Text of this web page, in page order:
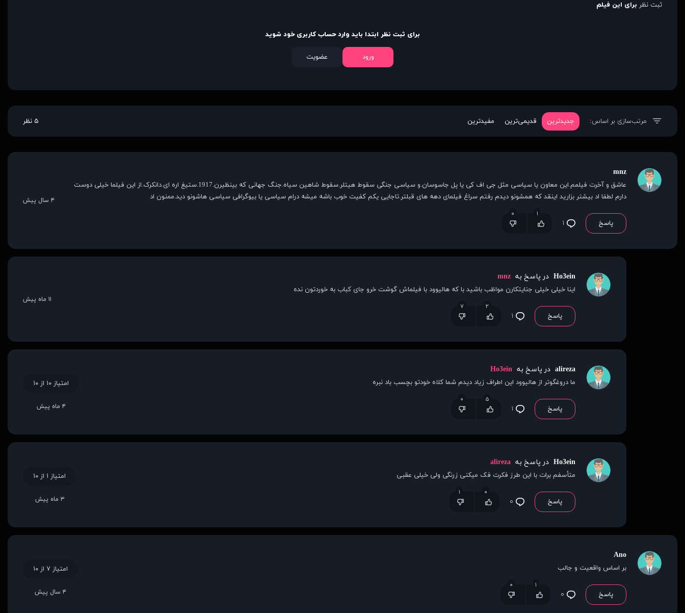
ثبت نظر برای این فیلم
برای ثبت نظر ابتدا باید وارد حساب کاربری خود شوید
ورود عضویت
مرتب‌سازی بر اساس: جدیدترین قدیمی‌ترین مفیدترین ۵ نظر
mnz
عاشق و آخرت فیلمم.این معاون یا سیاسی مثل جی اف کی یا پل جاسوسان.و سیاسی جنگی سقوط هیتلر.سقوط شاهین سیاه.جنگ جهانی که بینظیرن.1917.ستیغ اره ای.دانکرک.از این فیلما خیلی دوست
دارم لطفا اد بیشتر بزارید اینقد که همشونو دیدم رفتم سراغ فیلمای دهه های قبلتر.تاجایی یکم کفیت خوب باشه میشه درام سیاسی یا بیوگرافی سیاسی هاشونو دید.ممنون اد
پاسخ ۱
۱ ۰
۴ سال پیش
Ho3ein در پاسخ به mnz
اینا خیلی خیلی جنایتکارن مواظب باشید با که هالیوود با فیلماش گوشت خرو جای کباب به خوردتون نده
پاسخ ۱
۲ ۷
۱۱ ماه پیش
alireza در پاسخ به Ho3ein
ما دروغگوتر از هالیوود این اطراف زیاد دیدم شما کلاه خودتو بچسب باد نبره
پاسخ ۱
۵ ۰
امتیاز ۱۰ از ۱۰
۴ ماه پیش
Ho3ein در پاسخ به alireza
متأسفم برات با این طرز فکرت فک میکنی زرنگی ولی خیلی عقبی
پاسخ ۰
۰ ۱
امتیاز ۱ از ۱۰
۳ ماه پیش
Ano
بر اساس واقعیت و جالب
پاسخ ۰
۱ ۰
امتیاز ۷ از ۱۰
۴ سال پیش